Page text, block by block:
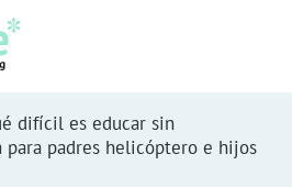
difícil es educar sin
para padres helicóptero e hijos